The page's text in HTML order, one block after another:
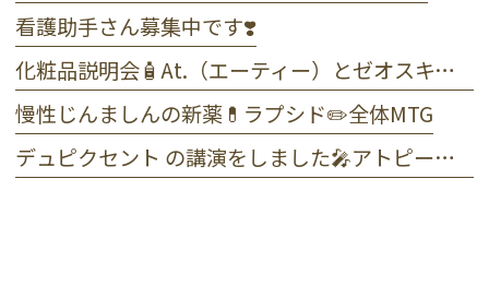
看護助手さん募集中です❣️
化粧品説明会🧴At.（エーティー）とゼオスキンヘルス
慢性じんましんの新薬💊ラプシド✏️全体MTG
デュピクセント の講演をしました🎤アトピー性皮膚炎